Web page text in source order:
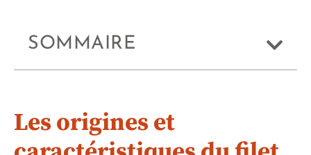
SOMMAIRE
Les origines et